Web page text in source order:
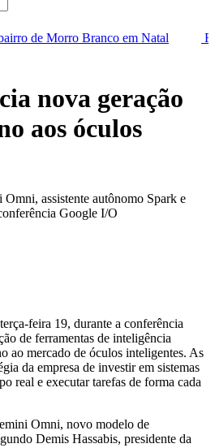
Natal
Festa no Bardallos
nova geração
aos óculos
assistente autônomo Spark e
Google I/O
feira 19, durante a conferência
de ferramentas de inteligência
ao mercado de óculos inteligentes. As
da empresa de investir em sistemas
real e executar tarefas de forma cada
Omni, novo modelo de
Demis Hassabis, presidente da